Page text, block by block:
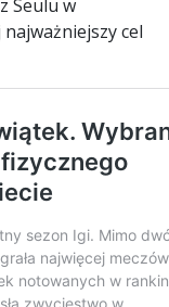
Seulu w
cel